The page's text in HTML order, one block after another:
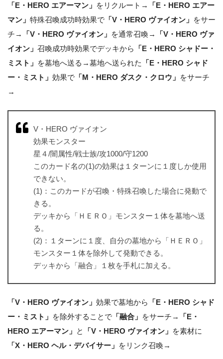
「E・HERO エアーマン」 をリクルート→
「E・HERO エアー
マン」 特殊召喚成功時効果で 「V・HERO ヴァイオン」 をサー
チ→
「V・HERO ヴァイオン」 を通常召喚→
「V・HERO ヴァ
イオン」 召喚成功時効果でデッキから
「E・HERO シャドー・
ミスト」 を墓地へ送る→墓地へ送られた
「E・HERO シャド
ー・ミスト」 効果で 「M・HERO ダスク・クロウ」 をサーチ
→
V・HERO ヴァイオン
効果モンスター
星４/闇属性/戦士族/攻1000/守1200
このカード名の(1)の効果は１ターンに１度しか使用
できない。
(1)：このカードが召喚・特殊召喚した場合に発動で
きる。
デッキから「ＨＥＲＯ」モンスター１体を墓地へ送
る。
(2)：１ターンに１度、自分の墓地から「ＨＥＲＯ」
モンスター１体を除外して発動できる。
デッキから「融合」１枚を手札に加える。
「V・HERO ヴァイオン」 効果で墓地から
「E・HERO シャド
ー・ミスト」 を除外することで 「融合」 をサーチ→
「E・
HERO エアーマン」 と 「V・HERO ヴァイオン」 を素材に
「X・HERO ヘル・デバイサー」 をリンク召喚→